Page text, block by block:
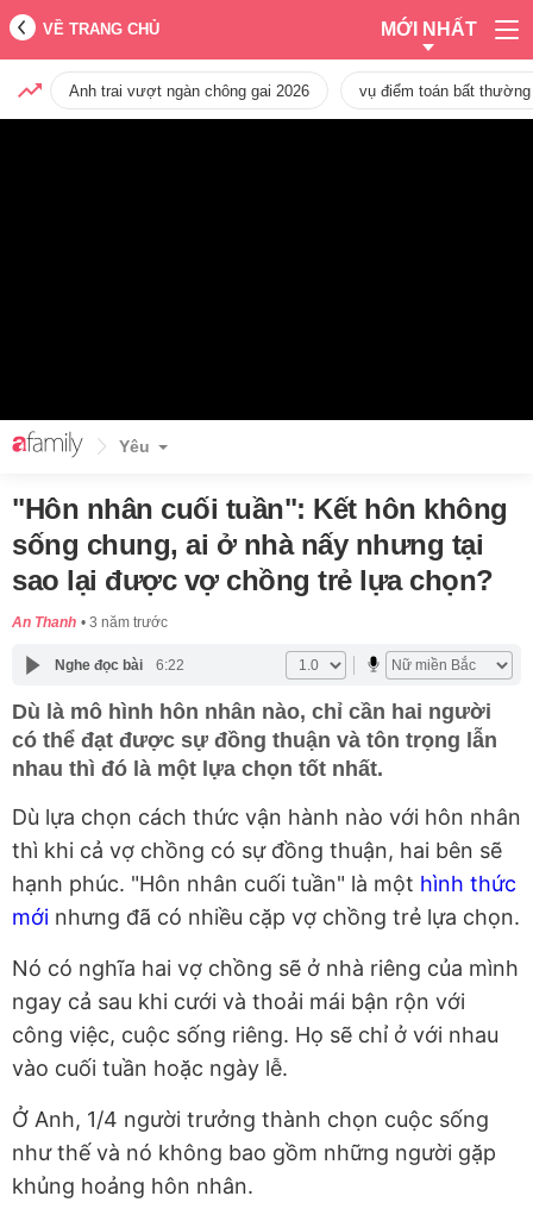
VỀ TRANG CHỦ MỚI NHẤT
Anh trai vượt ngàn chông gai 2026 vụ điểm toán bất
Yêu
"Hôn nhân cuối tuần": Kết hôn không
sống chung, ai ở nhà nấy nhưng tại
sao lại được vợ chồng trẻ lựa chọn?
An Thanh 3 năm trước
Nghe đọc bài 6:22
Dù là mô hình hôn nhân nào, chỉ cần hai người
có thể đạt được sự đồng thuận và tôn trọng lẫn
nhau thì đó là một lựa chọn tốt nhất.
Dù lựa chọn cách thức vận hành nào với hôn nhân
thì khi cả vợ chồng có sự đồng thuận, hai bên sẽ
hạnh phúc. "Hôn nhân cuối tuần" là một hình thức
mới nhưng đã có nhiều cặp vợ chồng trẻ lựa chọn.
Nó có nghĩa hai vợ chồng sẽ ở nhà riêng của mình
ngay cả sau khi cưới và thoải mái bận rộn với
công việc, cuộc sống riêng. Họ sẽ chỉ ở với nhau
vào cuối tuần hoặc ngày lễ.
Ở Anh, 1/4 người trưởng thành chọn cuộc sống
như thế và nó không bao gồm những người gặp
khủng hoảng hôn nhân.